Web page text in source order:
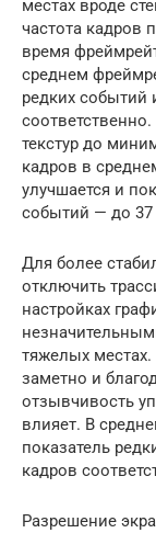
местах вроде
частота кадров
время
среднем
редких событий
текстур до
кадров в
улучшается и
событий — до 37
Для более
отключить
настройках
тяжелых местах.
заметно и
отзывчивость
влияет. В
показатель
кадров
Разрешение